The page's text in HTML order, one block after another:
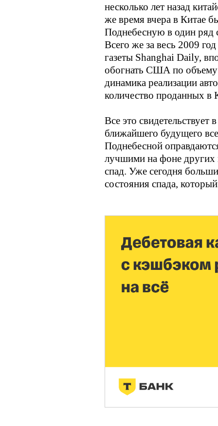
несколько лет назад
же время вчера в Китае
Поднебесную в один ряд
Всего же за весь 2009
газеты Shanghai Daily,
обогнать США по объему
динамика реализации
количество проданных в
Все это
ближайшего будущего
Поднебесной
лучшими на фоне других
спад. Уже сегодня
состояния спада,